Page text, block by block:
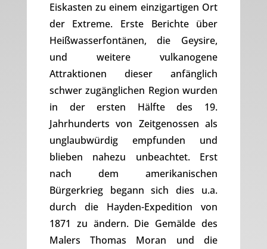
Eiskasten zu einem einzigartigen Ort
der Extreme. Erste Berichte über
Heißwasserfontänen, die Geysire,
und weitere vulkanogene
Attraktionen dieser anfänglich
schwer zugänglichen Region wurden
in der ersten Hälfte des 19.
Jahrhunderts von Zeitgenossen als
unglaubwürdig empfunden und
blieben nahezu unbeachtet. Erst
nach dem amerikanischen
Bürgerkrieg begann sich dies u.a.
durch die Hayden-Expedition von
1871 zu ändern. Die Gemälde des
Malers Thomas Moran und die